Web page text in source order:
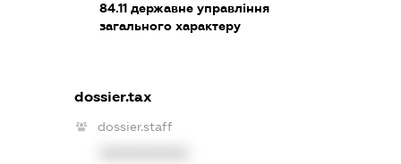
84.11 державне управління
загального характеру
dossier.tax
dossier.staff